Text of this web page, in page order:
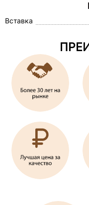
Вставка